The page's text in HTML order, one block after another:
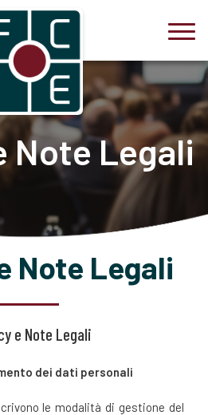
Note Legali
Note Legali
e Note Legali
dei dati personali
le modalità di gestione del